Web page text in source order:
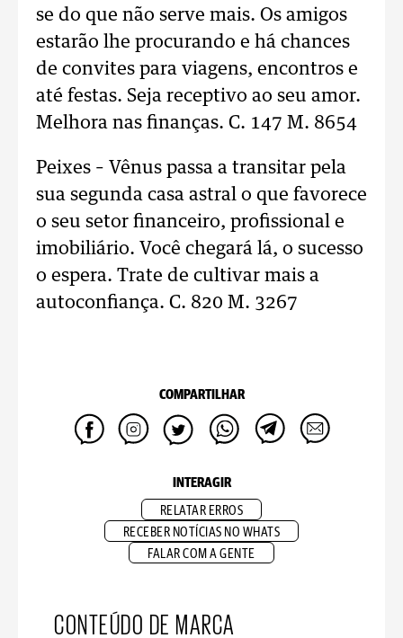
se do que não serve mais. Os amigos
estarão lhe procurando e há chances
de convites para viagens, encontros e
até festas. Seja receptivo ao seu amor.
Melhora nas finanças. C. 147 M. 8654
Peixes – Vênus passa a transitar pela
sua segunda casa astral o que favorece
o seu setor financeiro, profissional e
imobiliário. Você chegará lá, o sucesso
o espera. Trate de cultivar mais a
autoconfiança. C. 820 M. 3267
COMPARTILHAR
INTERAGIR
RELATAR ERROS
RECEBER NOTÍCIAS NO WHATS
FALAR COM A GENTE
CONTEÚDO DE MARCA